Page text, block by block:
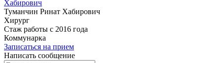
Хабирович
Туманчин Ринат Хабирович
Хирург
Стаж работы с 2016 года
Коммунарка
Записаться на прием
Написать сообщение